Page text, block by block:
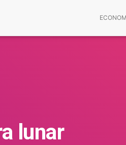
lunar